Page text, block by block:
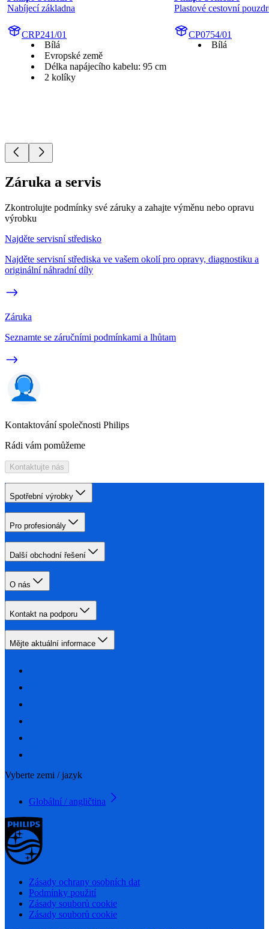
Nabíjecí základna
CRP241/01
Bílá
Evropské země
Délka napájecího kabelu: 95 cm
2 kolíky
Plastové cestovní
CP0754/01
Bílá
Záruka a servis
Zkontrolujte podmínky své záruky a zahajte výměnu nebo opravu
výrobku
Najděte servisní středisko
Najděte servisní střediska ve vašem okolí pro opravy, diagnostiku a
originální náhradní díly
Záruka
Seznamte se záručními podmínkami a lhůtam
Kontaktování společnosti Philips
Rádi vám pomůžeme
Kontaktujte nás
Spotřební výrobky
Pro profesionály
Další obchodní řešení
O nás
Kontakt na podporu
Mějte aktuální informace
Vyberte zemi / jazyk
Globální / angličtina
Zásady ochrany osobních dat
Podmínky použití
Zásady souborů cookie
Zásady souborů cookie